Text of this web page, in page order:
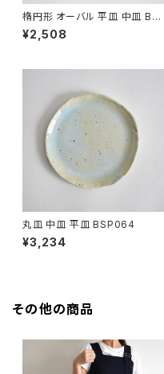
楕円形 オーバル 平皿 中皿 BS
P090
¥2,508
丸皿 中皿 平皿 BSP064
¥3,234
その他の商品